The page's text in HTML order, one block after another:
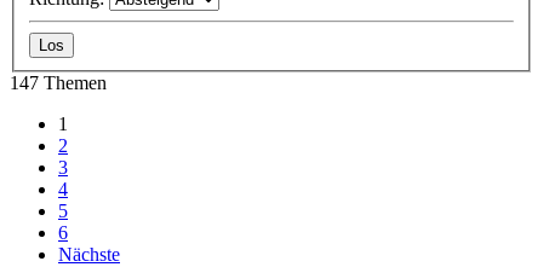
147 Themen
1
2
3
4
5
6
Nächste